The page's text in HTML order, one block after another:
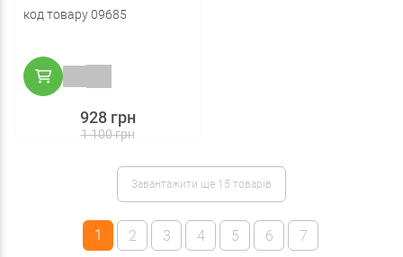
код товару 09685
1 100 грн
928 грн
Завантажити ще 15 товарів
1 2 3 4 5 6 7